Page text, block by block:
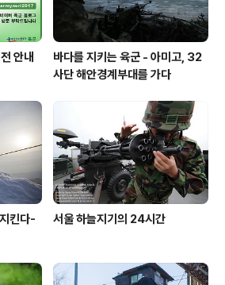
안내
바다를 지키는 육군 - 아미고, 32
사단 해안경계부대를 가다
킨다-
서울 하늘지기의 24시간